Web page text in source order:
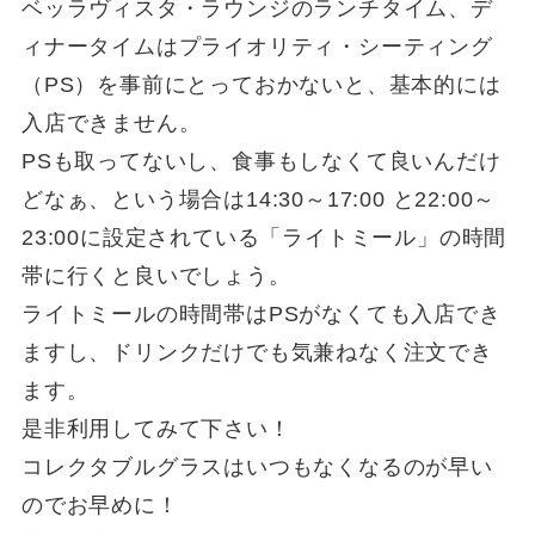
ベッラヴィスタ・ラウンジのランチタイム、デ
ィナータイムはプライオリティ・シーティング
（PS）を事前にとっておかないと、基本的には
入店できません。
PSも取ってないし、食事もしなくて良いんだけ
どなぁ、という場合は14:30～17:00 と22:00～
23:00に設定されている「ライトミール」の時間
帯に行くと良いでしょう。
ライトミールの時間帯はPSがなくても入店でき
ますし、ドリンクだけでも気兼ねなく注文でき
ます。
是非利用してみて下さい！
コレクタブルグラスはいつもなくなるのが早い
のでお早めに！